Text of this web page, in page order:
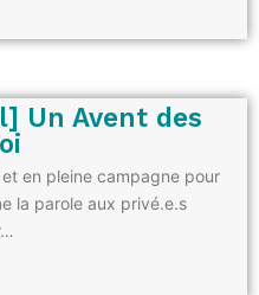
Un Avent des
en pleine campagne pour
la parole aux privé.e.s